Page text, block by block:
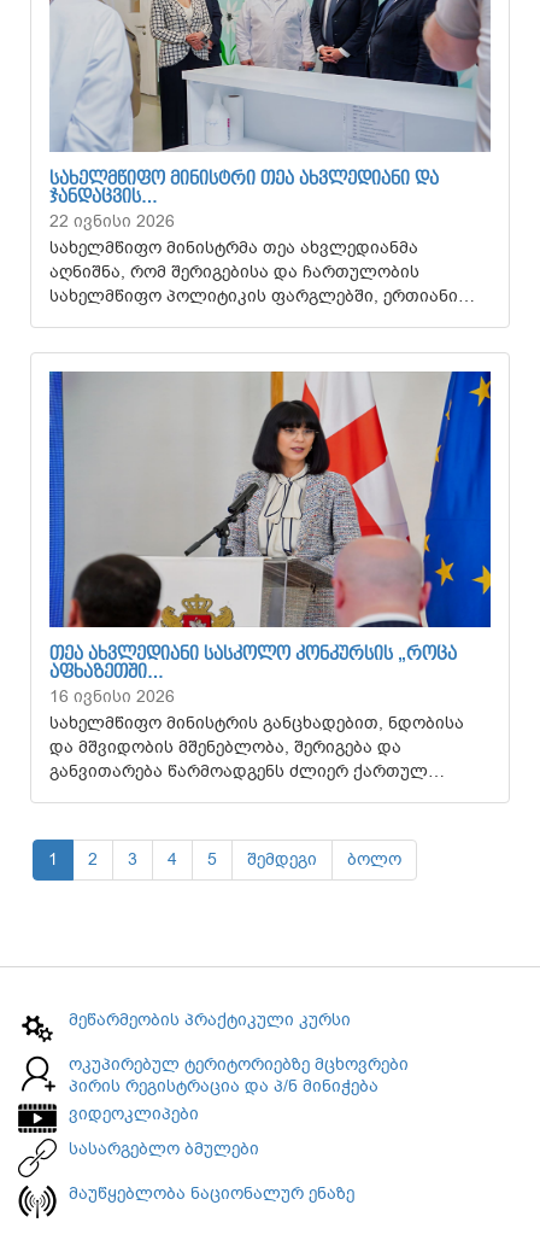
ᲡᲐᲮᲔᲚᲛᲬᲘᲤᲝ ᲛᲘᲜᲘᲡᲢᲠᲘ ᲗᲔᲐ ᲐᲮᲕᲚᲔᲓᲘᲐᲜᲘ ᲓᲐ
ᲯᲐᲜᲓᲐᲪᲕᲘᲡ…
22 ივნისი 2026
სახელმწიფო მინისტრმა თეა ახვლედიანმა
აღნიშნა, რომ შერიგებისა და ჩართულობის
სახელმწიფო პოლიტიკის ფარგლებში, ერთიანი…
ᲗᲔᲐ ᲐᲮᲕᲚᲔᲓᲘᲐᲜᲘ ᲡᲐᲡᲙᲝᲚᲝ ᲙᲝᲜᲙᲣᲠᲡᲘᲡ „ᲠᲝᲪᲐ
ᲐᲤᲮᲐᲖᲔᲗᲨᲘ…
16 ივნისი 2026
სახელმწიფო მინისტრის განცხადებით, ნდობისა
და მშვიდობის მშენებლობა, შერიგება და
განვითარება წარმოადგენს ძლიერ ქართულ…
1 2 3 4 5 შემდეგი ბოლო
მეწარმეობის პრაქტიკული კურსი
ოკუპირებულ ტერიტორიებზე მცხოვრები
პირის რეგისტრაცია და პ/ნ მინიჭება
ვიდეოკლიპები
სასარგებლო ბმულები
მაუწყებლობა ნაციონალურ ენაზე